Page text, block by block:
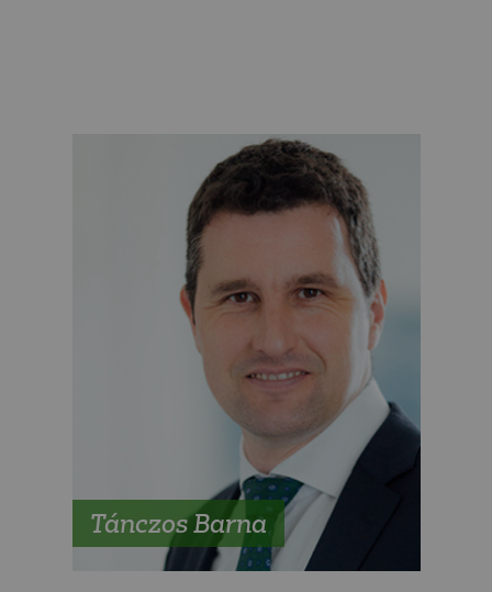
Tánczos Barna